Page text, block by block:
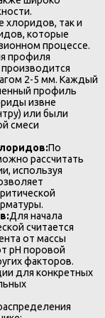
хлоридов, так и
которые
процессе.
профиля
2-5 мм. Каждый
профиль
извне
или были
смеси
По
рассчитать
используя
Для начала
считается
от массы
pH поровой
факторов.
для конкретных